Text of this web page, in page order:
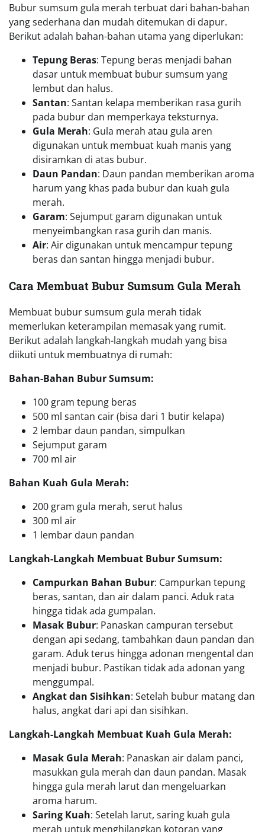
Bubur sumsum gula merah terbuat dari bahan-bahan
yang sederhana dan mudah ditemukan di dapur.
Berikut adalah bahan-bahan utama yang diperlukan:
Tepung Beras: Tepung beras menjadi bahan
dasar untuk membuat bubur sumsum yang
lembut dan halus.
Santan: Santan kelapa memberikan rasa gurih
pada bubur dan memperkaya teksturnya.
Gula Merah: Gula merah atau gula aren
digunakan untuk membuat kuah manis yang
disiramkan di atas bubur.
Daun Pandan: Daun pandan memberikan aroma
harum yang khas pada bubur dan kuah gula
merah.
Garam: Sejumput garam digunakan untuk
menyeimbangkan rasa gurih dan manis.
Air: Air digunakan untuk mencampur tepung
beras dan santan hingga menjadi bubur.
Cara Membuat Bubur Sumsum Gula Merah
Membuat bubur sumsum gula merah tidak
memerlukan keterampilan memasak yang rumit.
Berikut adalah langkah-langkah mudah yang bisa
diikuti untuk membuatnya di rumah:
Bahan-Bahan Bubur Sumsum:
100 gram tepung beras
500 ml santan cair (bisa dari 1 butir kelapa)
2 lembar daun pandan, simpulkan
Sejumput garam
700 ml air
Bahan Kuah Gula Merah:
200 gram gula merah, serut halus
300 ml air
1 lembar daun pandan
Langkah-Langkah Membuat Bubur Sumsum:
Campurkan Bahan Bubur: Campurkan tepung
beras, santan, dan air dalam panci. Aduk rata
hingga tidak ada gumpalan.
Masak Bubur: Panaskan campuran tersebut
dengan api sedang, tambahkan daun pandan dan
garam. Aduk terus hingga adonan mengental dan
menjadi bubur. Pastikan tidak ada adonan yang
menggumpal.
Angkat dan Sisihkan: Setelah bubur matang dan
halus, angkat dari api dan sisihkan.
Langkah-Langkah Membuat Kuah Gula Merah:
Masak Gula Merah: Panaskan air dalam panci,
masukkan gula merah dan daun pandan. Masak
hingga gula merah larut dan mengeluarkan
aroma harum.
Saring Kuah: Setelah larut, saring kuah gula
merah untuk menghilangkan kotoran yang